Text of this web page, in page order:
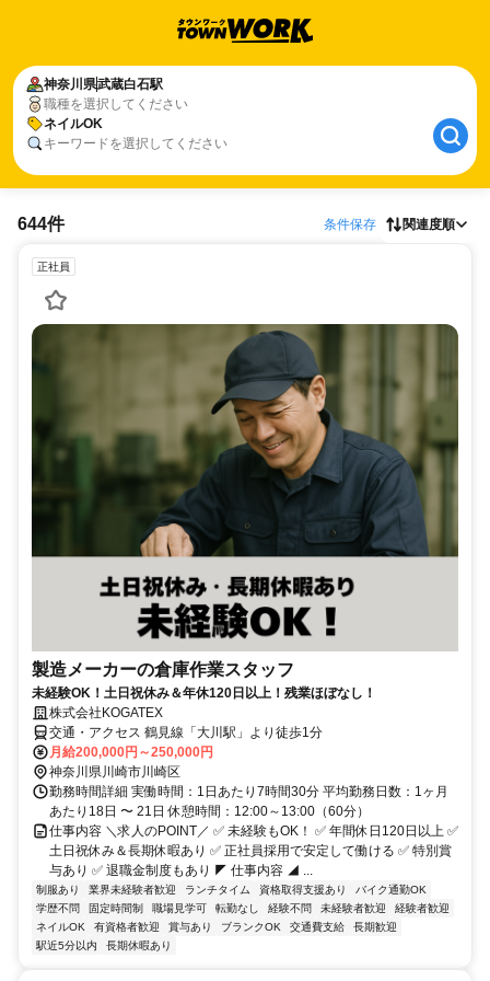
神奈川県武蔵白石駅
職種を選択してください
ネイルOK
キーワードを選択してください
644件 条件保存 関連度順
正社員
製造メーカーの倉庫作業スタッフ
未経験OK！土日祝休み＆年休120日以上！残業ほぼなし！
株式会社KOGATEX
交通・アクセス 鶴見線「大川駅」より徒歩1分
月給200,000円～250,000円
神奈川県川崎市川崎区
勤務時間詳細 実働時間：1日あたり7時間30分 平均勤務日数：1ヶ月
あたり18日 〜 21日 休憩時間：12:00～13:00（60分）
仕事内容 ＼求人のPOINT／ ✅ 未経験もOK！ ✅ 年間休日120日以上 ✅
土日祝休み＆長期休暇あり ✅ 正社員採用で安定して働ける ✅ 特別賞
与あり ✅ 退職金制度もあり ◤ 仕事内容 ◢ ...
制服あり 業界未経験者歓迎 ランチタイム 資格取得支援あり
バイク通勤OK
学歴不問
固定時間制 職場見学可 転勤なし 経験不問 未経験者歓迎
経験者歓迎
ネイルOK
有資格者歓迎 賞与あり ブランクOK 交通費支給
長期歓迎
駅近5分以内
長期休暇あり